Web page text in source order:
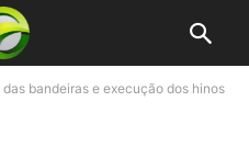
bandeiras e execução dos hinos